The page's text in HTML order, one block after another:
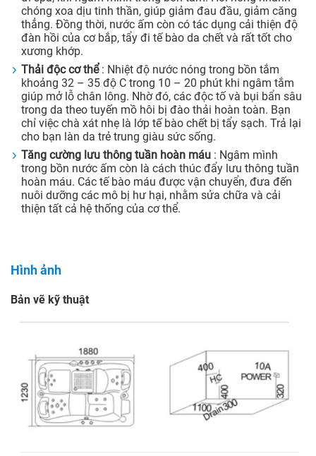
chóng xoa dịu tinh thần, giúp giảm đau đầu, giảm căng
thẳng. Đồng thời, nước ấm còn có tác dụng cải thiện độ
đàn hồi của cơ bắp, tẩy đi tế bào da chết và rất tốt cho
xương khớp.
Thải độc cơ thể: Nhiệt độ nước nóng trong bồn tắm
khoảng 32 – 35 độ C trong 10 – 20 phút khi ngâm tắm
giúp mở lỗ chân lông. Nhờ đó, các độc tố và bụi bẩn sâu
trong da theo tuyến mồ hôi bị đào thải hoàn toàn. Bạn
chỉ việc chà xát nhẹ là lớp tế bào chết bị tẩy sạch. Trả lại
cho bạn làn da trẻ trung giàu sức sống.
Tăng cường lưu thông tuần hoàn máu : Ngâm mình
trong bồn nước ấm còn là cách thúc đẩy lưu thông tuần
hoàn máu. Các tế bào máu được vận chuyển, đưa đến
nuôi dưỡng các mô bị hư hại, nhằm sửa chữa và cải
thiện tất cả hệ thống của cơ thể.
Hình ảnh
Bản vẽ kỹ thuật